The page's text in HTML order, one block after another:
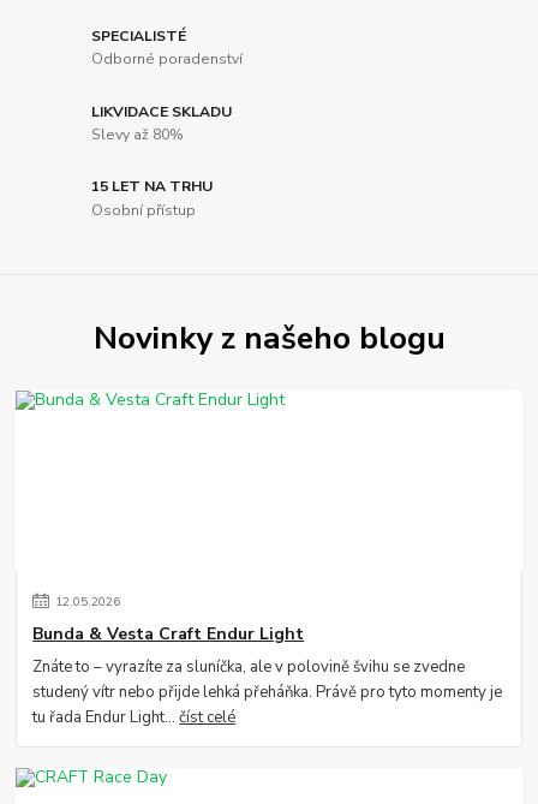
SPECIALISTÉ
Odborné poradenství
LIKVIDACE SKLADU
Slevy až 80%
15 LET NA TRHU
Osobní přístup
Novinky z našeho blogu
12.05.2026
Bunda & Vesta Craft Endur Light
Znáte to – vyrazíte za sluníčka, ale v polovině švihu se zvedne
studený vítr nebo přijde lehká přeháňka. Právě pro tyto momenty je
tu řada Endur Light...číst celé